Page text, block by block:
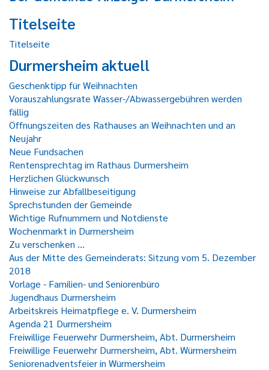
Titelseite
Titelseite
Durmersheim aktuell
Geschenktipp für Weihnachten
Vorauszahlungsrate Wasser-/Abwassergebühren werden
fällig
Öffnungszeiten des Rathauses an Weihnachten und an
Neujahr
Neue Fundsachen
Rentensprechtag im Rathaus Durmersheim
Herzlichen Glückwunsch
Hinweise zur Abfallbeseitigung
Sprechstunden der Gemeinde
Wichtige Rufnummern und Notdienste
Wochenmarkt in Durmersheim
Zu verschenken ...
Aus der Mitte des Gemeinderats: Sitzung vom 5. Dezember
2018
Vorlage - Familien- und Seniorenbüro
Jugendhaus Durmersheim
Arbeitskreis Heimatpflege e. V. Durmersheim
Agenda 21 Durmersheim
Freiwillige Feuerwehr Durmersheim, Abt. Durmersheim
Freiwillige Feuerwehr Durmersheim, Abt. Würmersheim
Seniorenadventsfeier in Würmersheim